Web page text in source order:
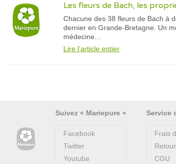
Les fleurs de Bach, les
Chacune des 38 fleurs de Bach à
dernier en Grande-Bretagne. Un
médecine...
Lire l’article entier
Suivez « Mariepure »
Facebook
Twitter
Youtube
Service
Frais
CGU